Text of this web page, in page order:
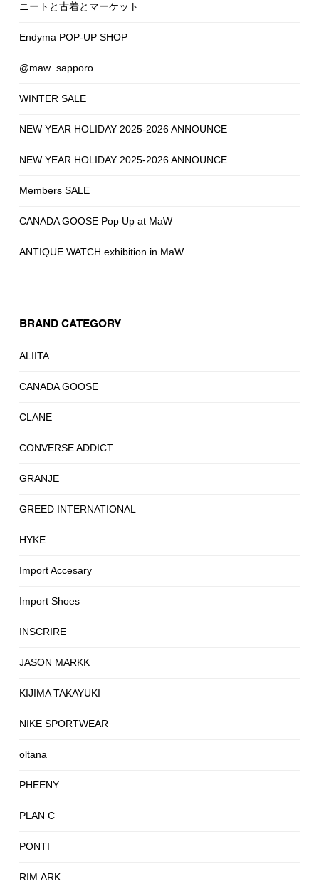
ニートと古着とマーケット
Endyma POP-UP SHOP
@maw_sapporo
WINTER SALE
NEW YEAR HOLIDAY 2025-2026 ANNOUNCE
NEW YEAR HOLIDAY 2025-2026 ANNOUNCE
Members SALE
CANADA GOOSE Pop Up at MaW
ANTIQUE WATCH exhibition in MaW
BRAND CATEGORY
ALIITA
CANADA GOOSE
CLANE
CONVERSE ADDICT
GRANJE
GREED INTERNATIONAL
HYKE
Import Accesary
Import Shoes
INSCRIRE
JASON MARKK
KIJIMA TAKAYUKI
NIKE SPORTWEAR
oltana
PHEENY
PLAN C
PONTI
RIM.ARK